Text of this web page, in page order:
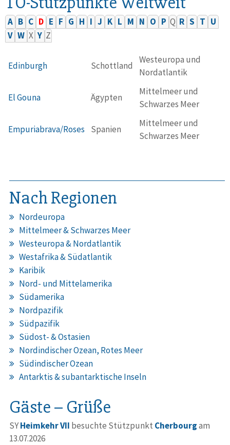
A B C D E F G H I J K L M N O P Q R S T U
V W X Y Z
Edinburgh Schottland
Westeuropa und
Nordatlantik
El Gouna Ägypten
Mittelmeer und
Schwarzes Meer
Empuriabrava/Roses Spanien
Mittelmeer und
Schwarzes Meer
Nach Regionen
Nordeuropa
Mittelmeer & Schwarzes Meer
Westeuropa & Nordatlantik
Westafrika & Südatlantik
Karibik
Nord- und Mittelamerika
Südamerika
Nordpazifik
Südpazifik
Südost- & Ostasien
Nordindischer Ozean, Rotes Meer
Südindischer Ozean
Antarktis & subantarktische Inseln
Gäste – Grüße
SYHeimkehr VII besuchte Stützpunkt Cherbourgam
13.07.2026